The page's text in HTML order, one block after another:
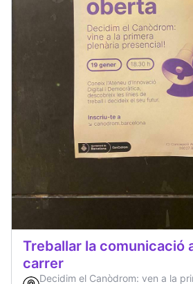
Treballar la comunicació
carrer
Decidim el Canòdrom: ven a la